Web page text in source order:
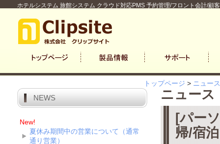
ホテルシステム 旅館システム クラウド対応PMS 予約管理/フロント会計/顧
トップページ > ニュー
ニュース
[パー
帰/宿
NEWS
New!
夏休み期間中の営業について（通常
通り営業）